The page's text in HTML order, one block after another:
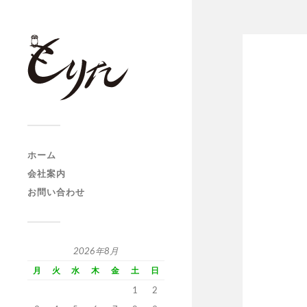
ホーム
会社案内
お問い合わせ
2026年8月
月 火 水 木 金 土 日
1
2